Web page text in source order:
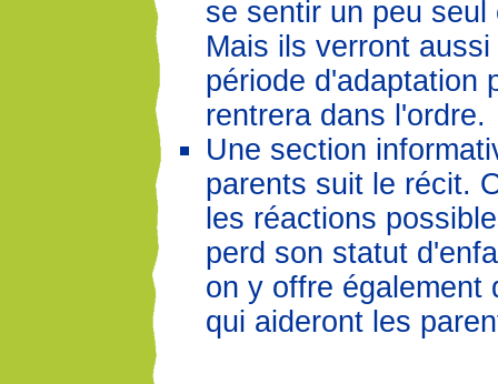
se sentir un peu seul
Mais ils verront
période d'adaptation
rentrera dans l'ordre.
Une section
parents suit le récit.
les réactions
perd son statut
on y offre également
qui aideront les